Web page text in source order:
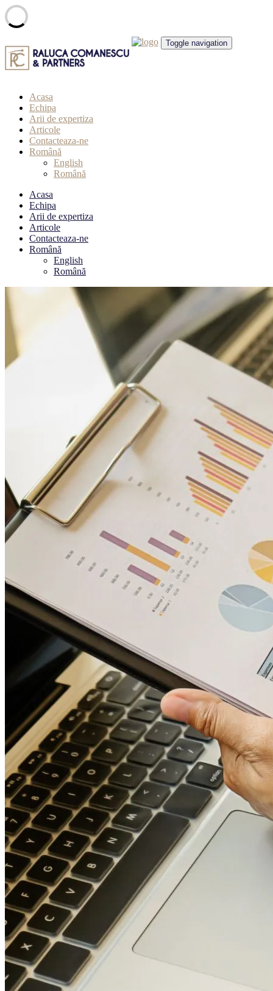
to
content
Toggle navigation
Acasa
Echipa
Arii de expertiza
Articole
Contacteaza-ne
Română
English
Română
Acasa
Echipa
Arii de expertiza
Articole
Contacteaza-ne
Română
English
Română